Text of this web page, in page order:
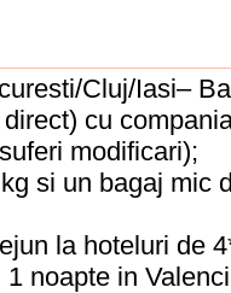
Cluj/Iasi–
cu
modificari);
si un bagaj mic
la hoteluri de
noapte in